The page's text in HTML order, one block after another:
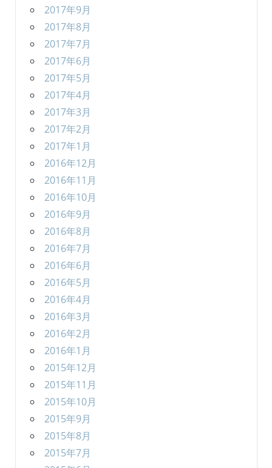
2017年9月
2017年8月
2017年7月
2017年6月
2017年5月
2017年4月
2017年3月
2017年2月
2017年1月
2016年12月
2016年11月
2016年10月
2016年9月
2016年8月
2016年7月
2016年6月
2016年5月
2016年4月
2016年3月
2016年2月
2016年1月
2015年12月
2015年11月
2015年10月
2015年9月
2015年8月
2015年7月